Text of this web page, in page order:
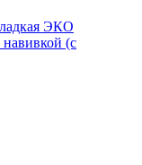
ЭКО
навивкой (с